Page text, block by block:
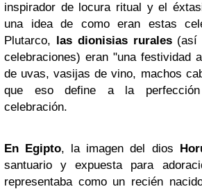
inspirador de locura ritual y el
una idea de como eran estas
Plutarco, las dionisias rurales(así
celebraciones) eran "una festividad
de uvas, vasijas de vino, machos
que eso define a la
celebración.
En Egipto, la imagen del dios
santuario y expuesta para
representaba como un recién